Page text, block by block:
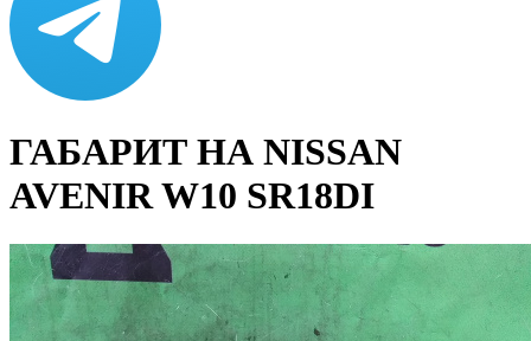
ГАБАРИТ НА NISSAN
AVENIR W10 SR18DI